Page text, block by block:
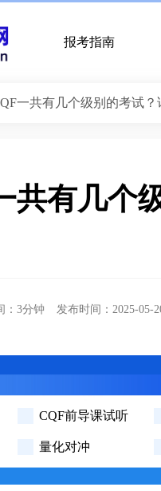
报考指南
一共有几个级别的考试
共有几个
：3分钟 发布时间：2025-05-
CQF前导课试听
量化对冲